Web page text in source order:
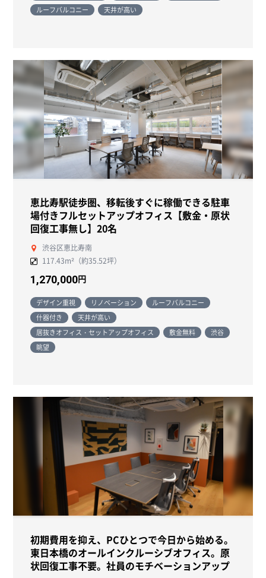
ルーフバルコニー
天井が高い
恵比寿駅徒歩圏、移転後すぐに稼働できる駐車
場付きフルセットアップオフィス【敷金・原状
回復工事無し】20名
渋谷区恵比寿南
117.43m²（約35.52坪）
1,270,000円
デザイン重視 リノベーション
ルーフバルコニー
什器付き
天井が高い
居抜きオフィス・セットアップオフィス
敷金無料
渋谷
眺望
初期費用を抑え、PCひとつで今日から始める。
東日本橋のオールインクルーシブオフィス。原
状回復工事不要。社員のモチベーションアップ